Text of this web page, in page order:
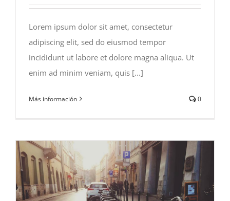
Lorem ipsum dolor sit amet, consectetur
adipiscing elit, sed do eiusmod tempor
incididunt ut labore et dolore magna aliqua. Ut
enim ad minim veniam, quis [...]
Más información 0